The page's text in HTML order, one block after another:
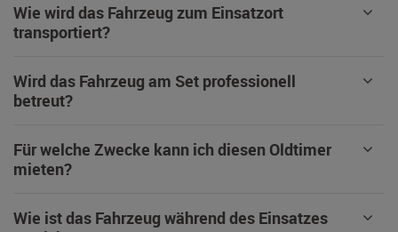
Wie wird das Fahrzeug zum Einsatzort
transportiert?
Wird das Fahrzeug am Set professionell
betreut?
Für welche Zwecke kann ich diesen Oldtimer
mieten?
Wie ist das Fahrzeug während des Einsatzes